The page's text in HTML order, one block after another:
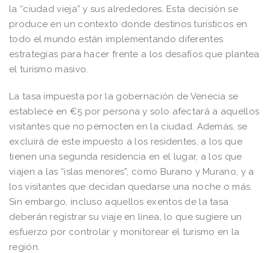
la “ciudad vieja” y sus alrededores. Esta decisión se
produce en un contexto donde destinos turísticos en
todo el mundo están implementando diferentes
estrategias para hacer frente a los desafíos que plantea
el turismo masivo.
La tasa impuesta por la gobernación de Venecia se
establece en €5 por persona y solo afectará a aquellos
visitantes que no pernocten en la ciudad. Además, se
excluirá de este impuesto a los residentes, a los que
tienen una segunda residencia en el lugar, a los que
viajen a las “islas menores”, como Burano y Murano, y a
los visitantes que decidan quedarse una noche o más.
Sin embargo, incluso aquellos exentos de la tasa
deberán registrar su viaje en línea, lo que sugiere un
esfuerzo por controlar y monitorear el turismo en la
región.